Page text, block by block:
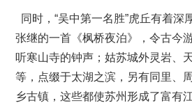
同时，“吴中第一名胜”虎丘有着深
张继的一首《枫桥夜泊》，令古今
听寒山寺的钟声；姑苏城外灵岩、
等，点缀于太湖之滨，另有同里、
乡古镇，这些都使苏州形成了富有